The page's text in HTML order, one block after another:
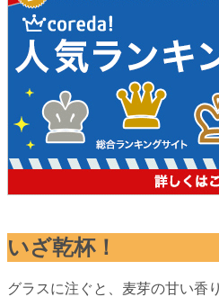
いざ乾杯！
グラスに注ぐと、麦芽の甘い香